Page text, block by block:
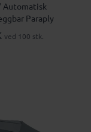
Automatisk
Paraply
ved 100 stk.